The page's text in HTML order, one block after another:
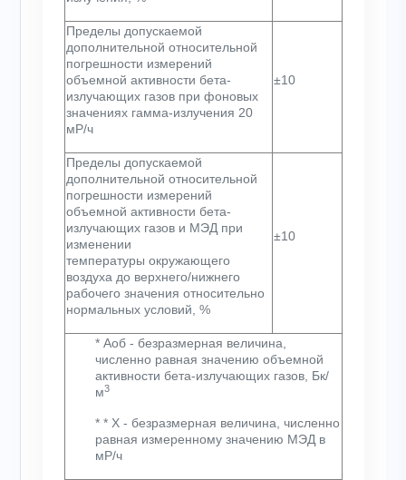
Пределы допускаемой
дополнительной относительной
погрешности измерений
объемной активности бета-
излучающих газов при фоновых
значениях гамма-излучения 20
мР/ч
±10
Пределы допускаемой
дополнительной относительной
погрешности измерений
объемной активности бета-
излучающих газов и МЭД при
изменении
температуры окружающего
воздуха до верхнего/нижнего
рабочего значения относительно
нормальных условий, %
±10
* Аоб - безразмерная величина,
численно равная значению объемной
активности бета-излучающих газов, Бк/
м3
* * Х - безразмерная величина, численно
равная измеренному значению МЭД в
мР/ч